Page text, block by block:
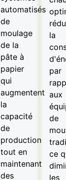
automatisés
de
moulage
de la
pâte à
papier
qui
augmentent
la
capacité
de
production
tout en
maintenant
des
la
par
aux
de
ce
les